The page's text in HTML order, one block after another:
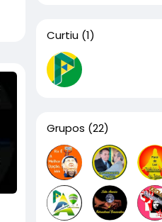
Curtiu (1)
Grupos (22)